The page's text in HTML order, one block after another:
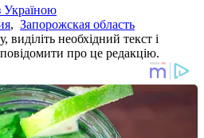
Україною
, Запорожская область
необхідний текст і
про це редакцію.